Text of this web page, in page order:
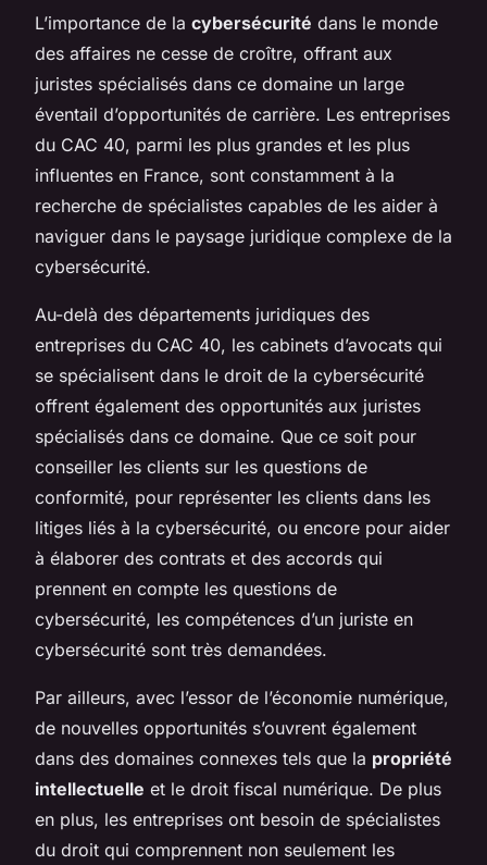
L’importance de la cybersécurité dans le monde
des affaires ne cesse de croître, offrant aux
juristes spécialisés dans ce domaine un large
éventail d’opportunités de carrière. Les entreprises
du CAC 40, parmi les plus grandes et les plus
influentes en France, sont constamment à la
recherche de spécialistes capables de les aider à
naviguer dans le paysage juridique complexe de la
cybersécurité.
Au-delà des départements juridiques des
entreprises du CAC 40, les cabinets d’avocats qui
se spécialisent dans le droit de la cybersécurité
offrent également des opportunités aux juristes
spécialisés dans ce domaine. Que ce soit pour
conseiller les clients sur les questions de
conformité, pour représenter les clients dans les
litiges liés à la cybersécurité, ou encore pour aider
à élaborer des contrats et des accords qui
prennent en compte les questions de
cybersécurité, les compétences d’un juriste en
cybersécurité sont très demandées.
Par ailleurs, avec l’essor de l’économie numérique,
de nouvelles opportunités s’ouvrent également
dans des domaines connexes tels que la propriété
intellectuelle et le droit fiscal numérique. De plus
en plus, les entreprises ont besoin de spécialistes
du droit qui comprennent non seulement les